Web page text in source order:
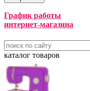
График работы
интернет-магазина
каталог товаров